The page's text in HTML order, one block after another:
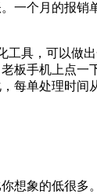
一个月的报销
工具，可以做
板手机上点一
每单处理时间
想象的低很多